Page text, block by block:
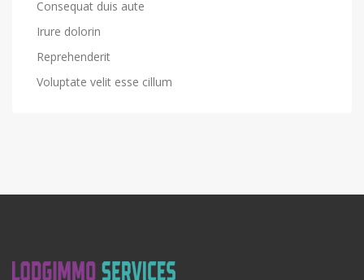
Consequat duis aute
Irure dolorin
Reprehenderit
Voluptate velit esse cillum